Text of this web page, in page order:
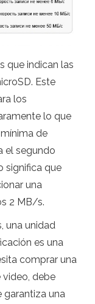
que indican las
Este
los
lo que
de
el segundo
significa que
una
2 MB/s.
una unidad
es una
comprar una
video, debe
garantiza una